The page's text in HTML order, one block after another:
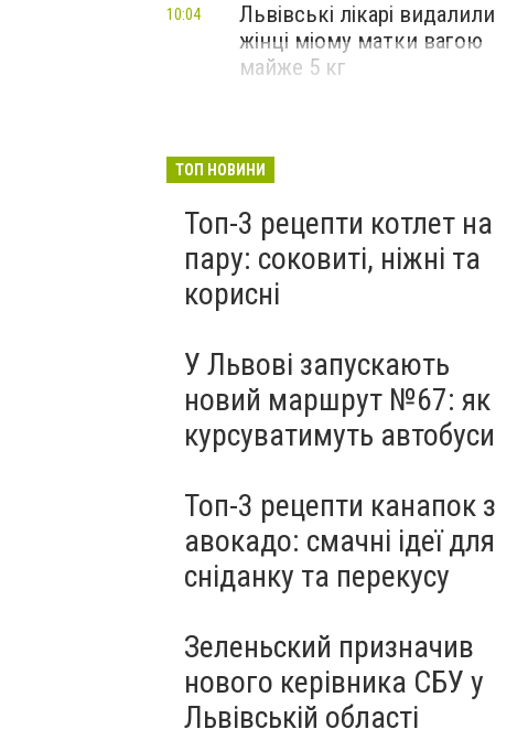
Львівські лікарі видалили
жінці міому матки вагою
майже 5 кг
10:04
ТОП НОВИНИ
Топ-3 рецепти котлет на
пару: соковиті, ніжні та
корисні
У Львові запускають
новий маршрут №67: як
курсуватимуть автобуси
Топ-3 рецепти канапок з
авокадо: смачні ідеї для
сніданку та перекусу
Зеленьский призначив
нового керівника СБУ у
Львівській області